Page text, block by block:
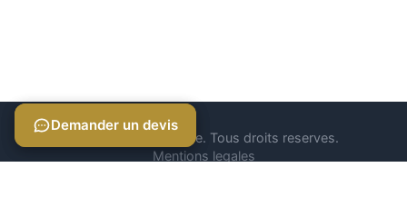
© 2026 Qualitionnaire. Tous droits reserves.
Mentions legales
Demander un devis
Demander un devis